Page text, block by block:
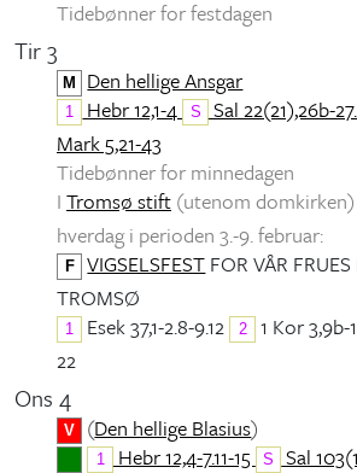
Tidebønner for festdagen
Tir 3
M Den hellige Ansgar
1 Hebr 12,1-4 S Sal 22(21),26b-
Mark 5,21-43
Tidebønner for minnedagen
I Tromsø stift (utenom domkirken)
hverdag i perioden 3.-9. februar:
F VIGSELSFEST FOR VÅR
TROMSØ
1 Esek 37,1-2.8-9.12 2 1 Kor 3,9b-
22
Ons 4
V (Den hellige Blasius)
1 Hebr 12,4-7.11-15 S Sal